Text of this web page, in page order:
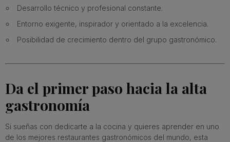
Desarrollo técnico y profesional constante.
Entorno exigente, inspirador y orientado a la excelencia.
Posibilidad de crecimiento dentro del grupo gastronómico.
Da el primer paso hacia la alta
gastronomía
Si sueñas con dedicarte a la cocina y quieres aprender en uno
de los mejores restaurantes gastronómicos del mundo, esta